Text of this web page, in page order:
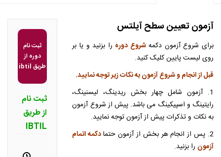
آزمون تعیین سطح آیلتس
برای شروع آزمون دکمهشروع دوره را بزنید و یا بر
روی لیست پایین کلیک کنید.
قبل از انجام و شروع آزمون به نکات زیر توجه نمایید.
1. آزمون شامل چهار بخش ریدینگ، لیسنینگ،
رایتینگ و اسپیکینگ می باشد. پیش از شروع آزمون
به نکات و تذکرات پیش از آزمون توجه نمایید.
2. پس از انجام هر بخش از آزمون حتما
دکمه اتمام
آزمون را بزنید.
ثبت نام
دوره از
طریق ibtil
ثبت نام
از طریق
IBTIL